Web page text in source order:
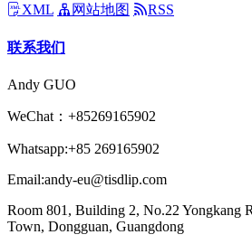
XML 网站地图 RSS
联系我们
Andy GUO
WeChat：+85269165902
Whatsapp:+85 269165902
Email:andy-eu@tisdlip.com
Room 801, Building 2, No.22 Yongkang
Town, Dongguan, Guangdong